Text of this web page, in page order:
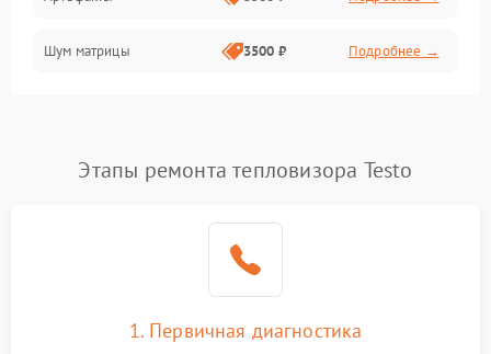
Проблемы питания
Сбои коммуникаций и интерфейсов
Экран (дисплей)
Шум матрицы 3500 ₽ Подробнее →
Этапы ремонта тепловизора Testo
1. Первичная диагностика